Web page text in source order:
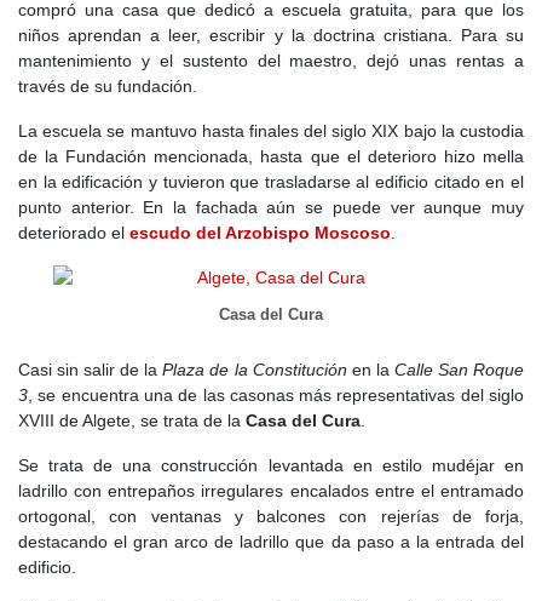
con la desamortización de Mendizábalque abarcarían a los
bienes de las órdenes religiosas, los de la iglesias parroquiales, el
curato, propios y el Estado, afectando en Algete esto a 444
fanegas. En 1883Alfonso XII
de 1889 se inaugura el puente sobre el Jarama.
A principios del siglo XXAlgete comienza a la recuperación de
población que había perdido en el siglo pasado. La economía
sigue basada en la agricultura del cereal, fruta y verdura que
convive con la explotación del ganado lanar, sin embargo el
cultivo de viñedos terminaría por una epidemia de filoxera.
Durante la Guerra Civil, Algete fue ocupado por las tropas
republicanas, utilizándose la iglesia como cuartel, almacén o
ornamentales, la cubierta de la nave central sufrió un incendio
perdiéndose varios cuadros de los altares, entre los mismos se
encontraban los del retablo del altar mayor. Al acabar la guerra,
cambio el nombre a las calles, y muchos años de sometimiento y
hambre, dando lugar a que muchos vecinos se trasladasen a vivir
a Madrid y a otros municipios vecinos, causando un gran
decrecimiento de población.
compró una casa que dedicó a escuela gratuita, para que los
niños aprendan a leer, escribir y la doctrina cristiana. Para su
mantenimiento y el sustento del maestro, dejó unas rentas a
través de su fundación.
La escuela se mantuvo hasta finales del siglo XIX bajo la custodia
de la Fundación mencionada, hasta que el deterioro hizo mella
en la edificación y tuvieron que trasladarse al edificio citado en el
punto anterior. En la fachada aún se puede ver aunque muy
deteriorado el escudo del Arzobispo Moscoso.
Casa del Cura
Casi sin salir de laPlaza de la Constitución en la Calle San Roque
3, se encuentra una de las casonas más representativas del siglo
XVIII de Algete, se trata de la Casa del Cura.
Se trata de una construcción levantada en estilo mudéjar en
ladrillo con entrepaños irregulares encalados entre el entramado
ortogonal, con ventanas y balcones con rejerías de forja,
destacando el gran arco de ladrillo que da paso a la entrada del
edificio.